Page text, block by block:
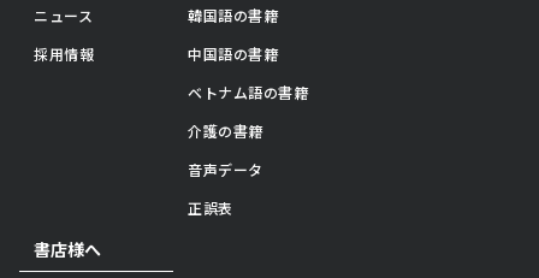
ニュース
採用情報
韓国語の書籍
中国語の書籍
ベトナム語の書籍
介護の書籍
音声データ
正誤表
書店様へ